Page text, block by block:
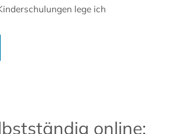
lege ich
online: